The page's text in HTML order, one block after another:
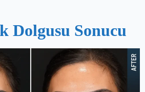
Dolgusu Sonucu